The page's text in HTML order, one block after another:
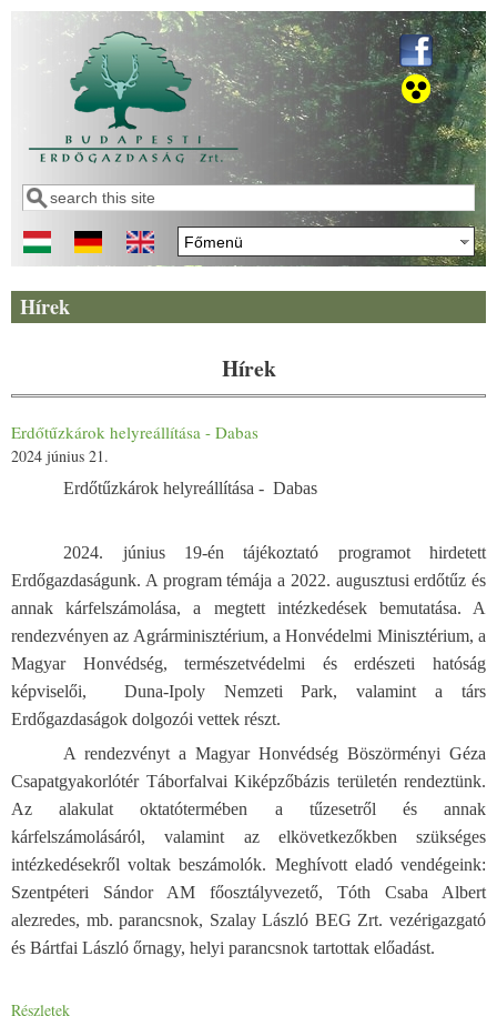
Ugrás a tartalomra
Keresés űrlap
Keresés
Hírek
Hírek
Erdőtűzkárok helyreállítása - Dabas
2024 június 21.
Erdőtűzkárok helyreállítása - Dabas
2024. június 19-én tájékoztató programot hirdetett
Erdőgazdaságunk. A program témája a 2022. augusztusi erdőtűz és
annak kárfelszámolása, a megtett intézkedések bemutatása. A
rendezvényen az Agrárminisztérium, a Honvédelmi Minisztérium, a
Magyar Honvédség, természetvédelmi és erdészeti hatóság
képviselői, Duna-Ipoly Nemzeti Park, valamint a társ
Erdőgazdaságok dolgozói vettek részt.
A rendezvényt a Magyar Honvédség Böszörményi Géza
Csapatgyakorlótér Táborfalvai Kiképzőbázis területén rendeztünk.
Az alakulat oktatótermében a tűzesetről és annak
kárfelszámolásáról, valamint az elkövetkezőkben szükséges
intézkedésekről voltak beszámolók. Meghívott eladó vendégeink:
Szentpéteri Sándor AM főosztályvezető, Tóth Csaba Albert
alezredes, mb. parancsnok, Szalay László BEG Zrt. vezérigazgató
és Bártfai László őrnagy, helyi parancsnok tartottak előadást.
Részletek